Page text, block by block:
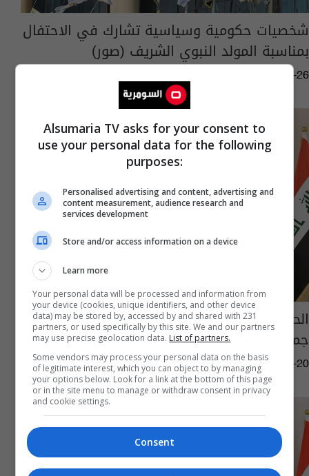
شخصيات حكومية وسياسية تشارك في الاحتفال
بمناسبة المولد النبوي الشريف (صور)
04:10 | 2023-09-26
الحكيم والعامري على طاولة واحدة.. مناقشة
جملة ملفات أبرزها الموازنة
06:19 | 2023-05-20
Alsumaria TV asks for your consent to
use your personal data for the following
purposes:
Personalised advertising and content, advertising and
content measurement, audience research and
services development
Store and/or access information on a device
Learn more
Your personal data will be processed and information from
your device (cookies, unique identifiers, and other device
data) may be stored by, accessed by and shared with 231
partners, or used specifically by this site. We and our partners
may use precise geolocation data. List of partners.
Some vendors may process your personal data on the basis
of legitimate interest, which you can object to by managing
your options below. Look for a link at the bottom of this page
or in the site menu to manage or withdraw consent in privacy
and cookie settings.
Consent